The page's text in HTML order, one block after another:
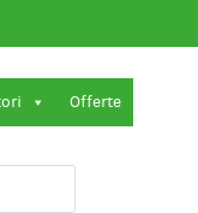
Offerte